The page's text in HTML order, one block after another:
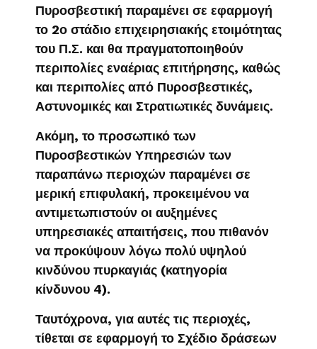
Πυροσβεστική παραμένει σε εφαρμογή
το 2ο στάδιο επιχειρησιακής ετοιμότητας
του Π.Σ. και θα πραγματοποιηθούν
περιπολίες εναέριας επιτήρησης, καθώς
και περιπολίες από Πυροσβεστικές,
Αστυνομικές και Στρατιωτικές δυνάμεις.
Ακόμη, το προσωπικό των
Πυροσβεστικών Υπηρεσιών των
παραπάνω περιοχών παραμένει σε
μερική επιφυλακή, προκειμένου να
αντιμετωπιστούν οι αυξημένες
υπηρεσιακές απαιτήσεις, που πιθανόν
να προκύψουν λόγω πολύ υψηλού
κινδύνου πυρκαγιάς (κατηγορία
κίνδυνου 4).
Ταυτόχρονα, για αυτές τις περιοχές,
τίθεται σε εφαρμογή το Σχέδιο δράσεων